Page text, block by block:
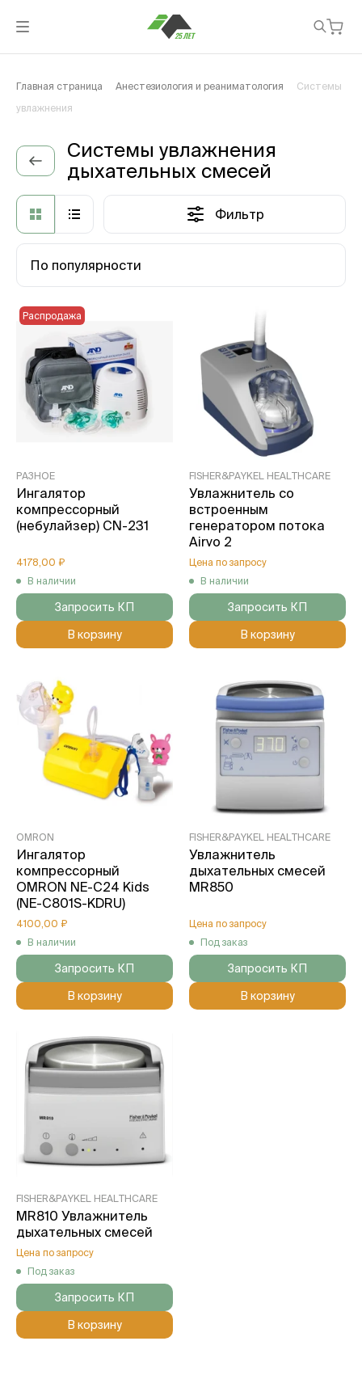
Главная страница Анестезиология и реаниматология Системы
увлажнения
Системы увлажнения
дыхательных смесей
Фильтр
По популярности
РАЗНОЕ
Ингалятор
компрессорный
(небулайзер) CN-231
4178,00 ₽
В наличии
Распродажа
Запросить КП
В корзину
FISHER&PAYKEL HEALTHCARE
Увлажнитель со
встроенным
генератором потока
Airvo 2
Цена по запросу
В наличии
Запросить КП
В корзину
OMRON
Ингалятор
компрессорный
OMRON NE-C24 Kids
(NE-C801S-KDRU)
4100,00 ₽
В наличии
Запросить КП
В корзину
FISHER&PAYKEL HEALTHCARE
Увлажнитель
дыхательных смесей
MR850
Цена по запросу
Под заказ
Запросить КП
В корзину
FISHER&PAYKEL HEALTHCARE
MR810 Увлажнитель
дыхательных смесей
Цена по запросу
Под заказ
Запросить КП
В корзину